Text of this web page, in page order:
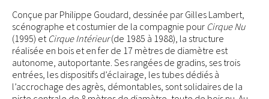
Conçue par Philippe Goudard, dessinée par Gilles Lambert,
scénographe et costumier de la compagnie pour Cirque Nu
(1995) et Cirque Intérieur(de 1985 à 1988), la structure
réalisée en bois et en fer de 17 mètres de diamètre est
autonome, autoportante. Ses rangées de gradins, ses trois
entrées, les dispositifs d’éclairage, les tubes dédiés à
l’accrochage des agrès, démontables, sont solidaires de la